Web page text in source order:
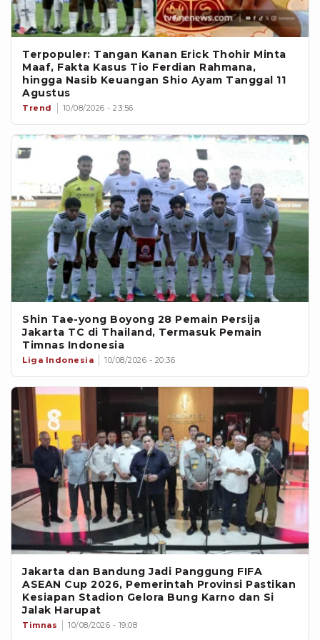
Terpopuler: Tangan Kanan Erick Thohir Minta
Maaf, Fakta Kasus Tio Ferdian Rahmana,
hingga Nasib Keuangan Shio Ayam Tanggal 11
Agustus
Trend 10/08/2026 - 23:56
Shin Tae-yong Boyong 28 Pemain Persija
Jakarta TC di Thailand, Termasuk Pemain
Timnas Indonesia
Liga Indonesia 10/08/2026 - 20:36
Jakarta dan Bandung Jadi Panggung FIFA
ASEAN Cup 2026, Pemerintah Provinsi Pastikan
Kesiapan Stadion Gelora Bung Karno dan Si
Jalak Harupat
Timnas 10/08/2026 - 19:08